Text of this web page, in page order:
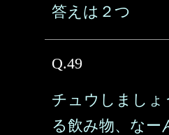
答えは２つ
Q.49
チュウしましょ
る飲み物、なー